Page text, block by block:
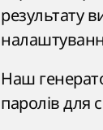
результату
Наш
паролів для